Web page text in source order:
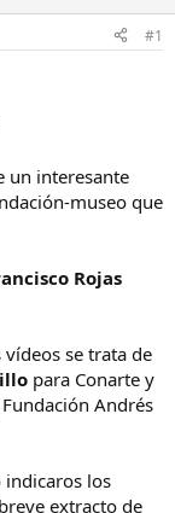
#1
un interesante
museo que
Rojas
se trata de
para Conarte y
Andrés
indicaros los
extracto de